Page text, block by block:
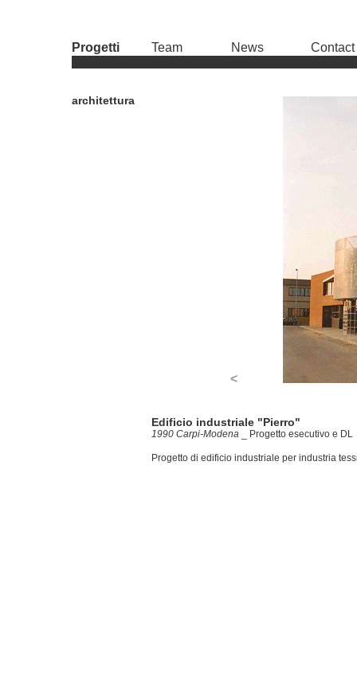
Progetti Team News Contact
architettura
<
Edificio industriale "Pierro"
1990 Carpi-Modena Progetto esecutivo e DL
Progetto di edificio industriale per industria